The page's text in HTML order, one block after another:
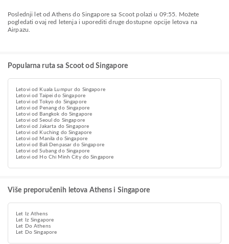
Poslednji let od Athens do Singapore sa Scoot polazi u 09:55. Možete
pogledati ovaj red letenja i uporediti druge dostupne opcije letova na
Airpazu.
Popularna ruta sa Scoot od Singapore
Letovi od Kuala Lumpur do Singapore
Letovi od Taipei do Singapore
Letovi od Tokyo do Singapore
Letovi od Penang do Singapore
Letovi od Bangkok do Singapore
Letovi od Seoul do Singapore
Letovi od Jakarta do Singapore
Letovi od Kuching do Singapore
Letovi od Manila do Singapore
Letovi od Bali Denpasar do Singapore
Letovi od Subang do Singapore
Letovi od Ho Chi Minh City do Singapore
Više preporučenih letova Athens i Singapore
Let Iz Athens
Let Iz Singapore
Let Do Athens
Let Do Singapore